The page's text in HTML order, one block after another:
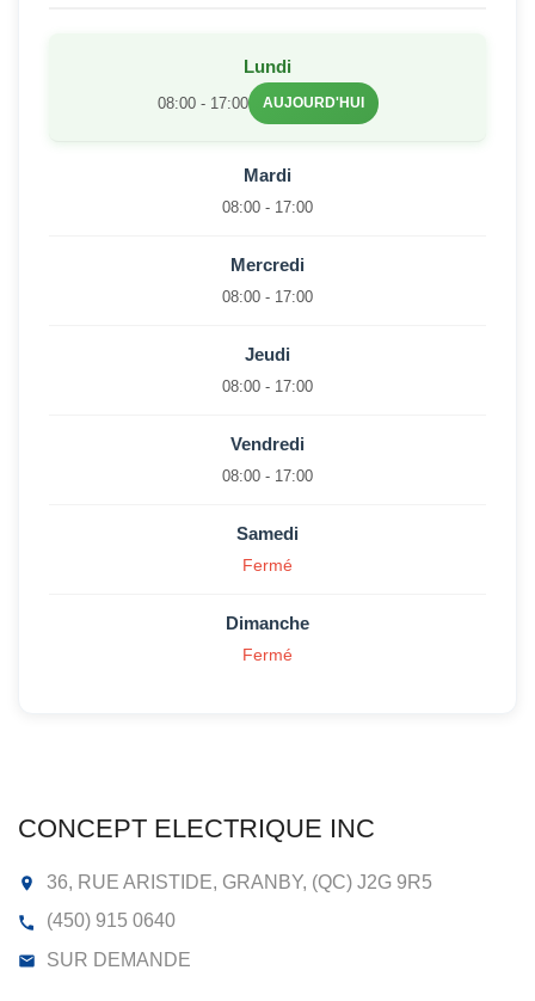
Lundi
08:00 - 17:00 AUJOURD'HUI
Mardi
08:00 - 17:00
Mercredi
08:00 - 17:00
Jeudi
08:00 - 17:00
Vendredi
08:00 - 17:00
Samedi
Fermé
Dimanche
Fermé